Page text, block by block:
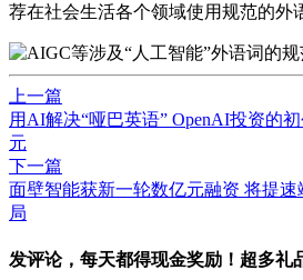
荐在社会生活各个领域使用规范的外
上一篇
用AI解决“哑巴英语” OpenAI投资的
元
下一篇
面壁智能获新一轮数亿元融资 将提
局
发评论，每天都得现金奖励！超多礼